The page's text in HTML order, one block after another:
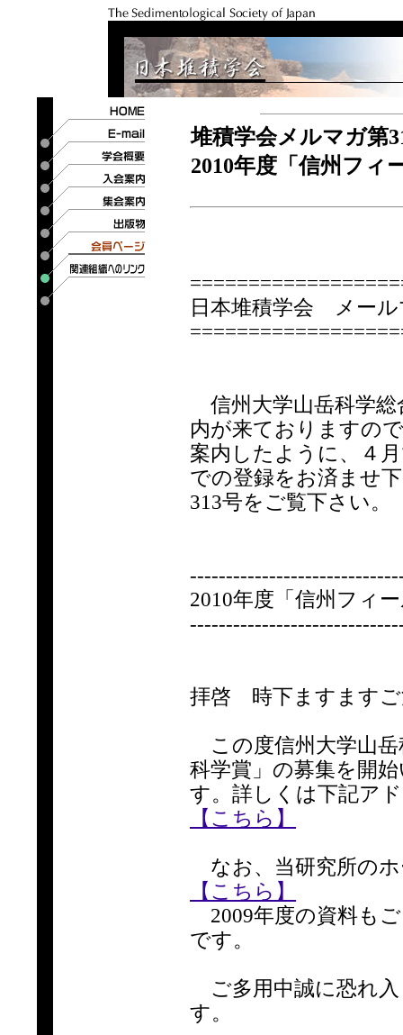
堆積学会メルマガ第
2010年度「信州フィ
日本堆積学会 メー
信州大学山岳科学総
内が来ておりますの
案内したように、４
での登録をお済ませ
313号をご覧下さい。
2010年度「信州フィ
拝啓 時下ますますご
この度信州大学山岳
科学賞」の募集を開
す。詳しくは下記ア
【こちら】
なお、当研究所の
【こちら】
2009年度の資料も
です。
ご多用中誠に恐れ
す。